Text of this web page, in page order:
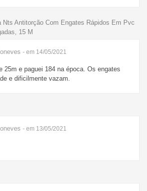
Nts Antitorção Com Engates Rápidos Em Pvc
15 M
- em 14/05/2021
25m e paguei 184 na época. Os engates
e dificilmente vazam.
- em 13/05/2021